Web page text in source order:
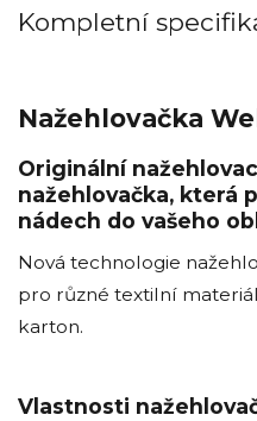
Kompletní
Nažehlovačka
Originální
nažehlovačka, která
nádech do vašeho
Nová technologie
pro různé textilní
karton.
Vlastnosti